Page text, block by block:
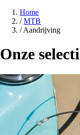
Home
/ MTB
/ Aandrijving
Onze